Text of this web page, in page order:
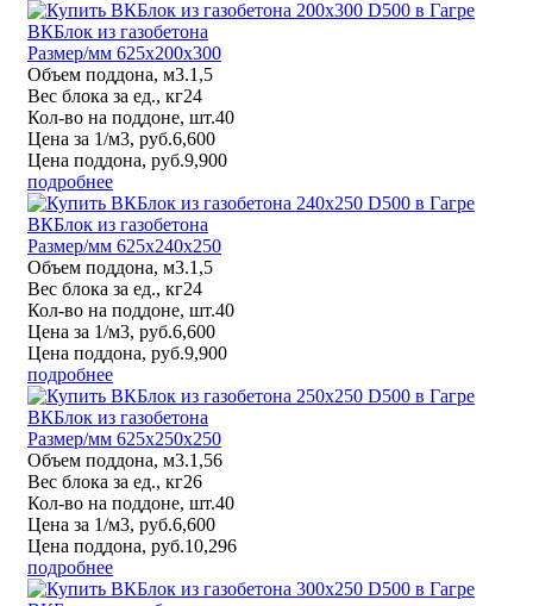
ВКБлок из газобетона
Размер/мм 625x200x300
Объем поддона, м3.1,5
Вес блока за ед., кг24
Кол-во на поддоне, шт.40
Цена за 1/м3, руб.6,600
Цена поддона, руб.9,900
подробнее
ВКБлок из газобетона
Размер/мм 625x240x250
Объем поддона, м3.1,5
Вес блока за ед., кг24
Кол-во на поддоне, шт.40
Цена за 1/м3, руб.6,600
Цена поддона, руб.9,900
подробнее
ВКБлок из газобетона
Размер/мм 625x250x250
Объем поддона, м3.1,56
Вес блока за ед., кг26
Кол-во на поддоне, шт.40
Цена за 1/м3, руб.6,600
Цена поддона, руб.10,296
подробнее